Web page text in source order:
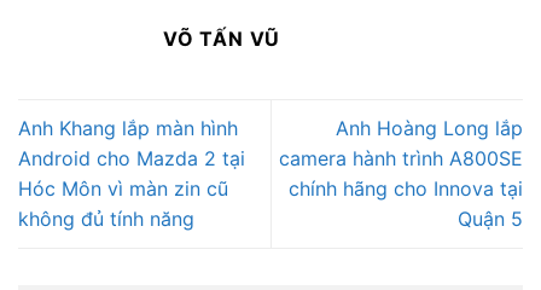
VÕ TẤN VŨ
Anh Khang lắp màn hình
Android cho Mazda 2 tại
Hóc Môn vì màn zin cũ
không đủ tính năng
Anh Hoàng Long lắp
camera hành trình A800SE
chính hãng cho Innova tại
Quận 5